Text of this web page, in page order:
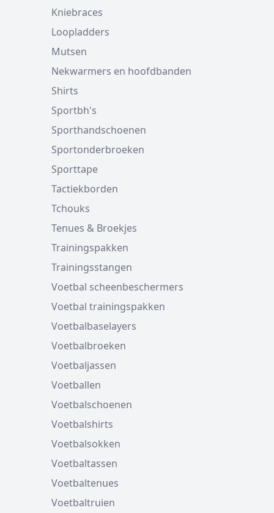
Kniebraces
Loopladders
Mutsen
Nekwarmers en hoofdbanden
Shirts
Sportbh's
Sporthandschoenen
Sportonderbroeken
Sporttape
Tactiekborden
Tchouks
Tenues & Broekjes
Trainingspakken
Trainingsstangen
Voetbal scheenbeschermers
Voetbal trainingspakken
Voetbalbaselayers
Voetbalbroeken
Voetbaljassen
Voetballen
Voetbalschoenen
Voetbalshirts
Voetbalsokken
Voetbaltassen
Voetbaltenues
Voetbaltruien